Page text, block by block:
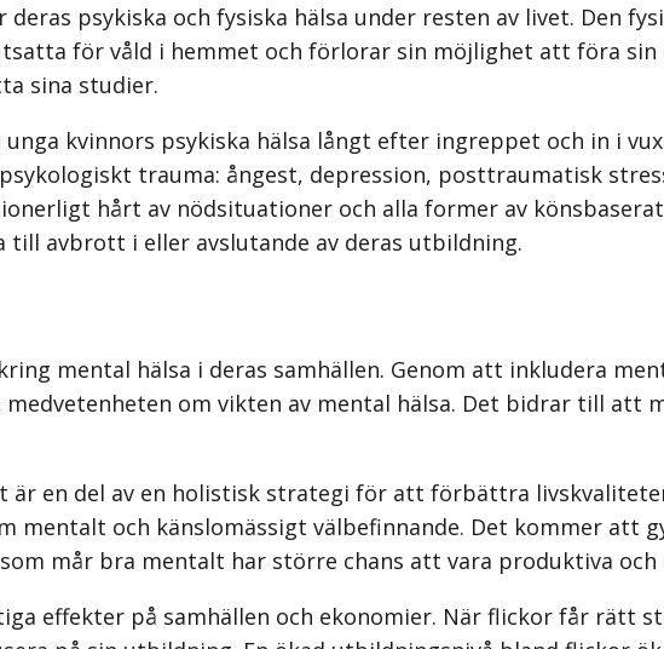
psykiska och fysiska hälsa under resten av livet. Den
för våld i hemmet och förlorar sin möjlighet att föra sin
sina studier.
kvinnors psykiska hälsa långt efter ingreppet och in i
trauma: ångest, depression, post­traumatisk
hårt av nödsituationer och alla former av
till avbrott i eller avslutande av deras utbildning.
mental hälsa i deras samhällen. Genom att inkludera
om vikten av mental hälsa. Det bidrar till att
en del av en holistisk strategi för att förbättra
mentalt och känslomässigt välbefinnande. Det kommer att
mår bra mentalt har större chans att vara produktiva
effekter på samhällen och ekonomier. När flickor får rätt